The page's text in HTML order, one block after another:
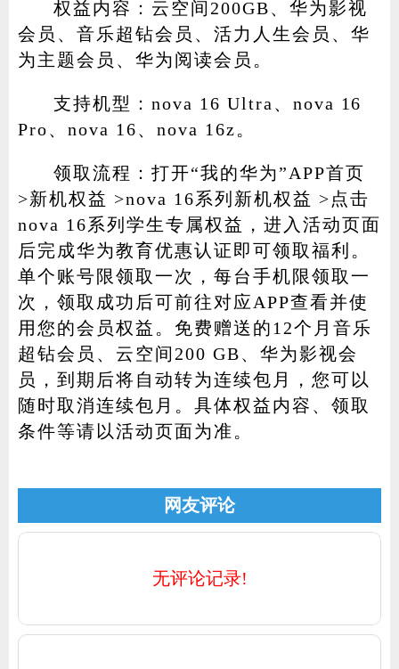
权益内容：云空间200GB、华为影视
会员、音乐超钻会员、活力人生会员、华
为主题会员、华为阅读会员。
支持机型：nova 16 Ultra、nova 16
Pro、nova 16、nova 16z。
领取流程：打开“我的华为”APP首页
>新机权益 >nova 16系列新机权益 >点击
nova 16系列学生专属权益，进入活动页面
后完成华为教育优惠认证即可领取福利。
单个账号限领取一次，每台手机限领取一
次，领取成功后可前往对应APP查看并使
用您的会员权益。免费赠送的12个月音乐
超钻会员、云空间200 GB、华为影视会
员，到期后将自动转为连续包月，您可以
随时取消连续包月。具体权益内容、领取
条件等请以活动页面为准。
网友评论
无评论记录!